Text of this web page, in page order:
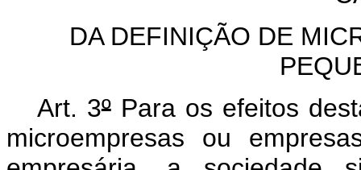
DA DEFINIÇÃO DE
Art. 3ºPara os efeitos
microempresas ou